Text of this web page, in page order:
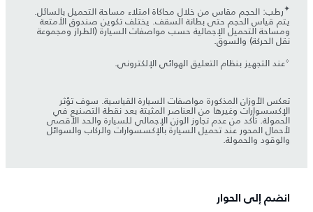
✦رطب: الحجم مقاس من خلال محاكاة امتلاء مساحة التحميل بالسائل.
يتم قياس الحجم حتى بطانة السقف. يختلف تكوين صندوق الأمتعة
ومساحة التحميل الإجمالية حسب مواصفات السيارة (الطراز ومجموعة
نقل الحركة) والسوق.
⬨عند التجهيز بنظام التعليق الهوائي الإلكتروني.
تعكس الأوزان المذكورة مواصفات السيارة القياسية. سوف تؤثر
الإكسسوارات وغيرها من العناصر المثبتة بعد نقطة التصنيع في
الحمولة. تأكد من عدم تجاوز الوزن الإجمالي للسيارة والحد الأقصى
لأحمال المحور عند تحميل السيارة بالإكسسوارات والركاب والسوائل
والوقود والحمولة.
انضم إلى الحوار